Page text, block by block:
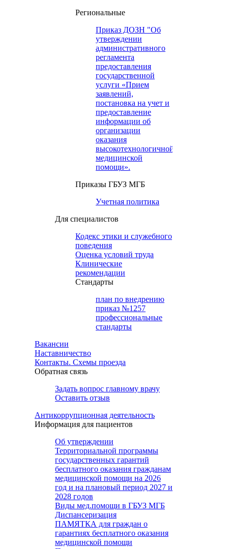
Региональные
Приказ ДОЗН "Об
утверждении
административного
регламента
предоставления
государственной
услуги «Прием
заявлений,
постановка на учет и
предоставление
информации об
организации
оказания
высокотехнологичной
медицинской
помощи».
Приказы ГБУЗ МГБ
Учетная политика
Для специалистов
Кодекс этики и служебного
поведения
Оценка условий труда
Клинические
рекомендации
Cтандарты
план по внедрению
приказ №1257
профессиональные
стандарты
Вакансии
Наставничество
Контакты. Схемы проезда
Обратная связь
Задать вопрос главному врачу
Оставить отзыв
Антикоррупционная деятельность
Информация для пациентов
Об утверждении
Территориальной программы
государственных гарантий
бесплатного оказания гражданам
медицинской помощи на 2026
год и на плановый период 2027 и
2028 годов
Виды мед.помощи в ГБУЗ МГБ
Диспансеризация
ПАМЯТКА для граждан о
гарантиях бесплатного оказания
медицинской помощи